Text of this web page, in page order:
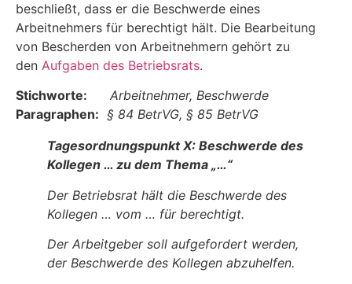
beschließt, dass er die Beschwerde eines
Arbeitnehmers für berechtigt hält. Die Bearbeitung
von Bescherden von Arbeitnehmern gehört zu
den Aufgaben des Betriebsrats.
Stichworte:
Arbeitnehmer, Beschwerde
Paragraphen: § 84 BetrVG, § 85 BetrVG
Tagesordnungspunkt X: Beschwerde des
Kollegen … zu dem Thema „…“
Der Betriebsrat hält die Beschwerde des
Kollegen … vom … für berechtigt.
Der Arbeitgeber soll aufgefordert werden,
der Beschwerde des Kollegen abzuhelfen.